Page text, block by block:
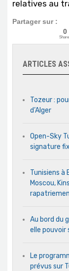
relatives au
Partager sur :
0
ARTICLES
Tozeur :
d’Alger
Open-Sky
signature
Tunisiens à
Moscou,
Au bord du
elle pouvoir
Le
prévus sur